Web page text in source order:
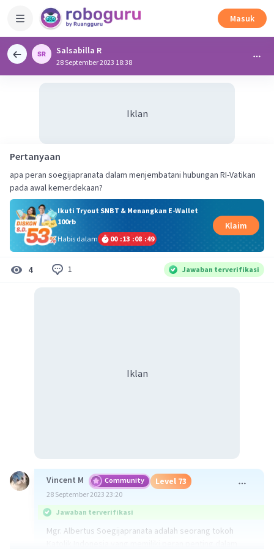
Masuk
Salsabilla R
28 September 2023 18:38
Iklan
Pertanyaan
apa peran soegijapranata dalam menjembatani hubungan RI-Vatikan
pada awal kemerdekaan?
Ikuti Tryout SNBT & Menangkan E-Wallet
100rb
Habis dalam
00 :13 :08 :48
Klaim
4 1 Jawaban terverifikasi
Iklan
Vincent M Community Level 73
28 September 2023 23:20
Jawaban terverifikasi
Mgr. Albertus Soegijapranata adalah seorang tokoh